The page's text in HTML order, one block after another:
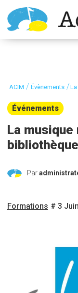
Ouvrir la
ACIM / Évènements /
Événements
La musique
bibliothèque
Par
Formations # 3